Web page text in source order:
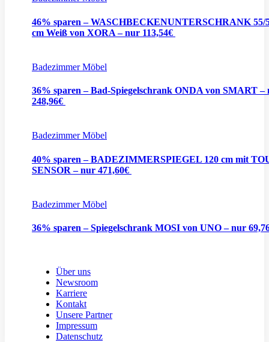
46% sparen – WASCHBECKENUNTERSCHRANK 55/
cm Weiß von XORA – nur 113,54€
Badezimmer Möbel
36% sparen – Bad-Spiegelschrank ONDA von SMART –
248,96€
Badezimmer Möbel
40% sparen – BADEZIMMERSPIEGEL 120 cm mit
SENSOR – nur 471,60€
Badezimmer Möbel
36% sparen – Spiegelschrank MOSI von UNO – nur
Über uns
Newsroom
Karriere
Kontakt
Unsere Partner
Impressum
Datenschutz